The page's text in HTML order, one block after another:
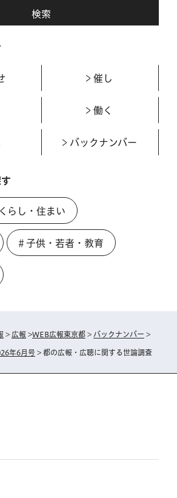
催し
働く
バックナンバー
らし・住まい
＃子供・若者・教育
> 広報 >WEB広報東京都 > バックナンバー >
年6月号 > 都の広報・広聴に関する世論調査